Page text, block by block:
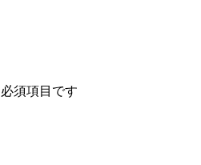
須項目です